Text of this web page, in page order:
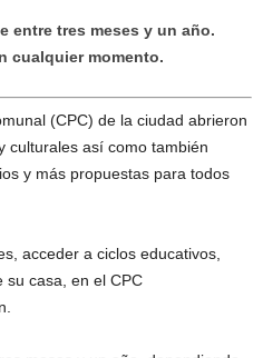
entre tres meses y un año.
cualquier momento.
(CPC) de la ciudad abrieron
culturales así como también
y más propuestas para todos
acceder a ciclos educativos,
su casa, en el CPC